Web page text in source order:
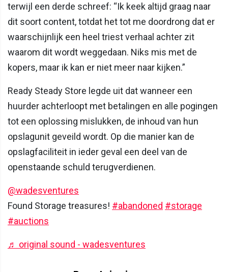
terwijl een derde schreef: “Ik keek altijd graag naar
dit soort content, totdat het tot me doordrong dat er
waarschijnlijk een heel triest verhaal achter zit
waarom dit wordt weggedaan. Niks mis met de
kopers, maar ik kan er niet meer naar kijken.”
Ready Steady Store legde uit dat wanneer een
huurder achterloopt met betalingen en alle pogingen
tot een oplossing mislukken, de inhoud van hun
opslagunit geveild wordt. Op die manier kan de
opslagfaciliteit in ieder geval een deel van de
openstaande schuld terugverdienen.
@wadesventures
Found Storage treasures! #abandoned #storage
#auctions
♬ original sound - wadesventures